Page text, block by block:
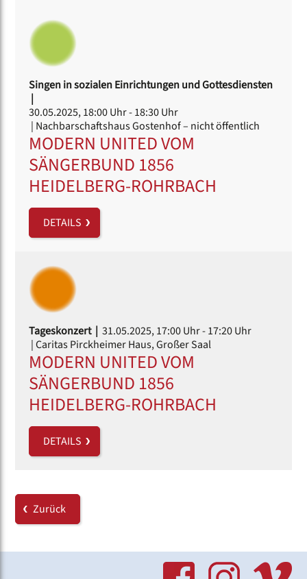
Singen in sozialen Einrichtungen und Gottesdiensten
|
30.05.2025, 18:00 Uhr- 18:30 Uhr
| Nachbarschaftshaus Gostenhof – nicht öffentlich
MODERN UNITED VOM
SÄNGERBUND 1856
HEIDELBERG-ROHRBACH
DETAILS
Tageskonzert | 31.05.2025, 17:00 Uhr- 17:20 Uhr
| Caritas Pirckheimer Haus, Großer Saal
MODERN UNITED VOM
SÄNGERBUND 1856
HEIDELBERG-ROHRBACH
DETAILS
Zurück